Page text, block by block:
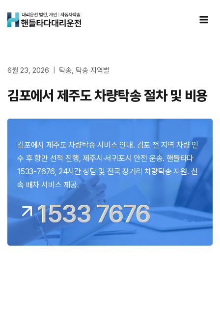
6월 23, 2026 탁송, 탁송 지역별
김포에서 제주도 차량탁송 절차 및 비용
김포에서 제주도 차량탁송 서비스 안내. 김포 전 지역 차량 인
수 후 항만 선적 진행, 제주시·서귀포시 안전 운송. 핸들타다
1533-7676, 24시간 상담 및 전국 장거리 차량탁송 지원. 신
속 배차 서비스 제공.
1533 7676